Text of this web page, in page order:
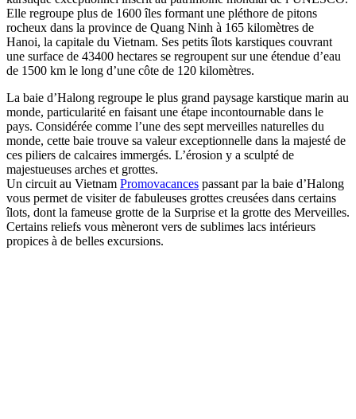
Elle regroupe plus de 1600 îles formant une pléthore de pitons
rocheux dans la province de Quang Ninh à 165 kilomètres de
Hanoi, la capitale du Vietnam. Ses petits îlots karstiques couvrant
une surface de 43400 hectares se regroupent sur une étendue d’eau
de 1500 km le long d’une côte de 120 kilomètres.
La baie d’Halong regroupe le plus grand paysage karstique marin au
monde, particularité en faisant une étape incontournable dans le
pays. Considérée comme l’une des sept merveilles naturelles du
monde, cette baie trouve sa valeur exceptionnelle dans la majesté de
ces piliers de calcaires immergés. L’érosion y a sculpté de
majestueuses arches et grottes.
Un circuit au Vietnam Promovacances passant par la baie d’Halong
vous permet de visiter de fabuleuses grottes creusées dans certains
îlots, dont la fameuse grotte de la Surprise et la grotte des Merveilles.
Certains reliefs vous mèneront vers de sublimes lacs intérieurs
propices à de belles excursions.